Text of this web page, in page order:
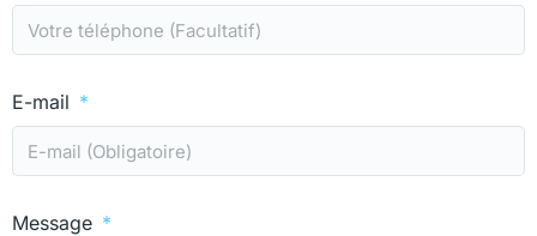
E-mail
Message